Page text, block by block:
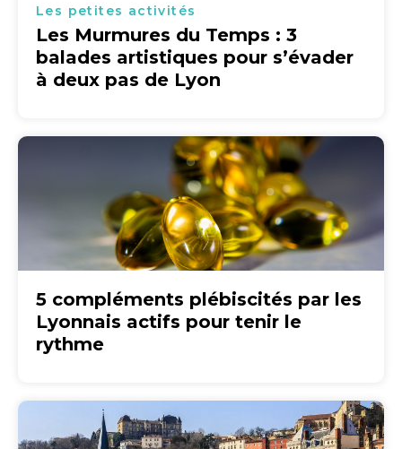
Les petites activités
Les Murmures du Temps : 3
balades artistiques pour s’évader
à deux pas de Lyon
5 compléments plébiscités par les
Lyonnais actifs pour tenir le
rythme